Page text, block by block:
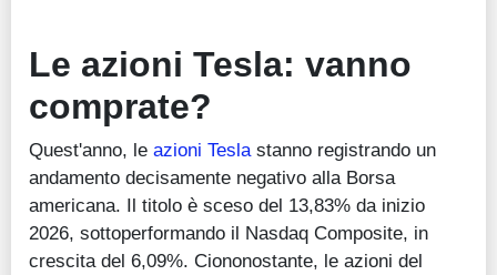
Le azioni Tesla: vanno
comprate?
Quest'anno, le azioni Teslastanno registrando un
andamento decisamente negativo alla Borsa
americana. Il titolo è sceso del 13,83% da inizio
2026, sottoperformando il Nasdaq Composite, in
crescita del 6,09%. Ciononostante, le azioni del